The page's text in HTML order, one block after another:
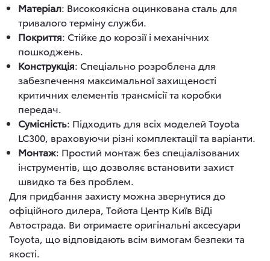
Матеріал: Високоякісна оцинкована сталь для
тривалого терміну служби.
Покриття: Стійке до корозії і механічних
пошкоджень.
Конструкція: Спеціально розроблена для
забезпечення максимальної захищеності
критичних елементів трансмісії та коробки
передач.
Сумісність: Підходить для всіх моделей Toyota
LC300, враховуючи різні комплектації та варіанти.
Монтаж: Простий монтаж без спеціалізованих
інструментів, що дозволяє встановити захист
швидко та без проблем.
Для придбання захисту можна звернутися до
офіційного дилера, Тойота Центр Київ ВіДі
Автострада. Ви отримаєте оригінальні аксесуари
Toyota, що відповідають всім вимогам безпеки та
якості.